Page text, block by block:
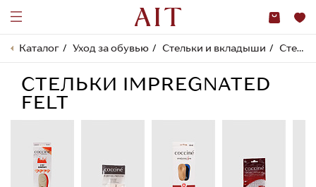
Каталог Уход за обувью Стельки и вкладыши Стельки IMPREGNATED FELT
СТЕЛЬКИ IMPREGNATED
FELT